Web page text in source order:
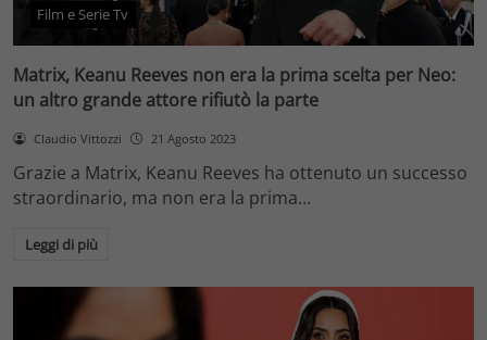
Film e Serie Tv
Matrix, Keanu Reeves non era la prima scelta per Neo:
un altro grande attore rifiutò la parte
Claudio Vittozzi 21 Agosto 2023
Grazie a Matrix, Keanu Reeves ha ottenuto un successo
straordinario, ma non era la prima…
Leggi di più